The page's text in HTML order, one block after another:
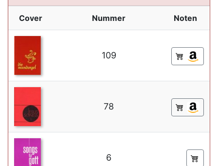
Cover Nummer Noten
109
78
6